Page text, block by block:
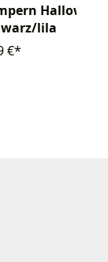
Halloween
lila
€*